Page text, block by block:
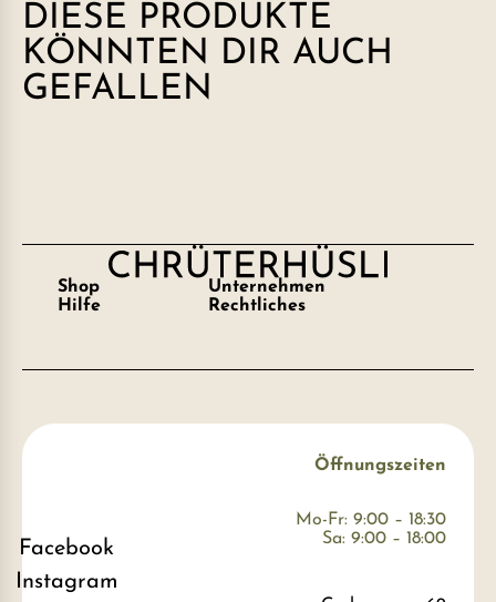
DIESE PRODUKTE
KÖNNTEN DIR AUCH
GEFALLEN
Shop
Unternehmen
Hilfe
Rechtliches
Öffnungszeiten
Mo-Fr: 9:00 – 18:30
Sa: 9:00 – 18:00
Facebook
Instagram